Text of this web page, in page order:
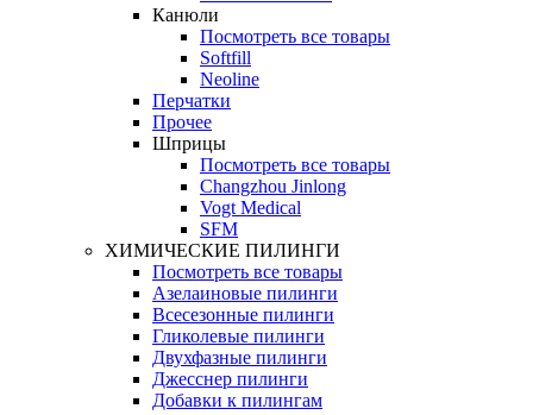
Канюли
Посмотреть все товары
Softfill
Neoline
Перчатки
Прочее
Шприцы
Посмотреть все товары
Changzhou Jinlong
Vogt Medical
SFM
ХИМИЧЕСКИЕ ПИЛИНГИ
Посмотреть все товары
Азелаиновые пилинги
Всесезонные пилинги
Гликолевые пилинги
Двухфазные пилинги
Джесснер пилинги
Добавки к пилингам